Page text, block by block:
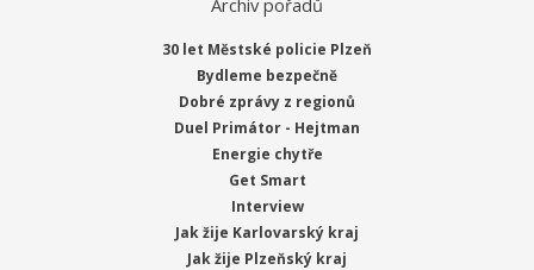
30 let Městské policie Plzeň
Bydleme bezpečně
Dobré zprávy z regionů
Duel Primátor - Hejtman
Energie chytře
Get Smart
Interview
Jak žije Karlovarský kraj
Jak žije Plzeňský kraj